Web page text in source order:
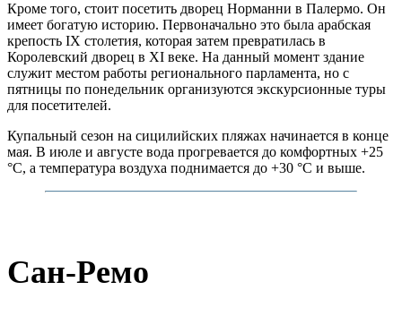
Кроме того, стоит посетить дворец Норманни в Палермо. Он
имеет богатую историю. Первоначально это была арабская
крепость IX столетия, которая затем превратилась в
Королевский дворец в XI веке. На данный момент здание
служит местом работы регионального парламента, но с
пятницы по понедельник организуются экскурсионные туры
для посетителей.
Купальный сезон на сицилийских пляжах начинается в конце
мая. В июле и августе вода прогревается до комфортных +25
°C, а температура воздуха поднимается до +30 °C и выше.
Сан-Ремо